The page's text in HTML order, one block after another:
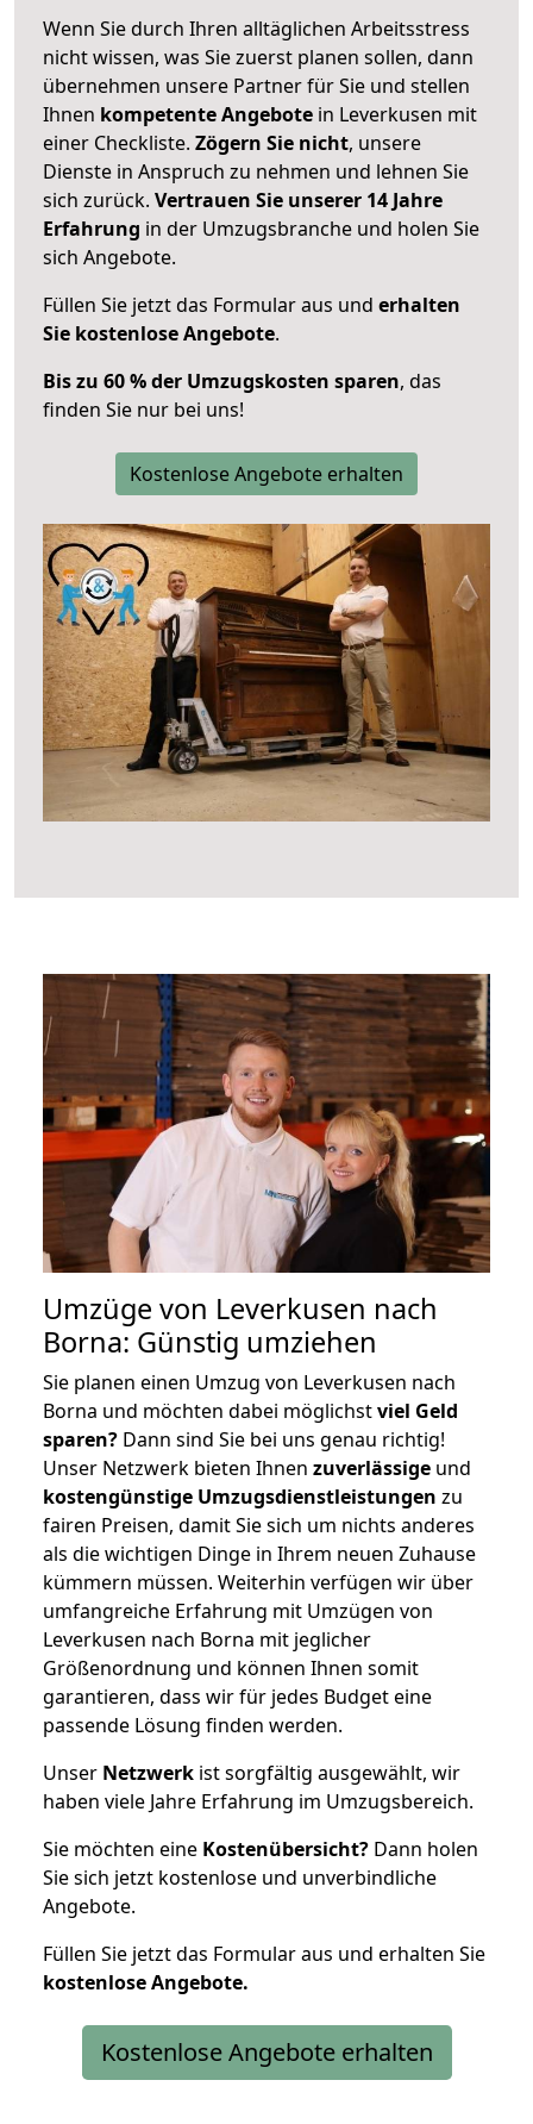
Wenn Sie durch Ihren alltäglichen Arbeitsstress
nicht wissen, was Sie zuerst planen sollen, dann
übernehmen unsere Partner für Sie und stellen
Ihnen kompetente Angebote in Leverkusen mit
einer Checkliste. Zögern Sie nicht, unsere
Dienste in Anspruch zu nehmen und lehnen Sie
sich zurück. Vertrauen Sie unserer 14 Jahre
Erfahrung in der Umzugsbranche und holen Sie
sich Angebote.
Füllen Sie jetzt das Formular aus und erhalten
Sie kostenlose Angebote.
Bis zu 60 % der Umzugskosten sparen, das
finden Sie nur bei uns!
Kostenlose Angebote erhalten
Umzüge von Leverkusen nach
Borna: Günstig umziehen
Sie planen einen Umzug von Leverkusen nach
Borna und möchten dabei möglichstviel Geld
sparen? Dann sind Sie bei uns genau richtig!
Unser Netzwerk bieten Ihnen zuverlässige und
kostengünstige Umzugsdienstleistungen zu
fairen Preisen, damit Sie sich um nichts anderes
als die wichtigen Dinge in Ihrem neuen Zuhause
kümmern müssen. Weiterhin verfügen wir über
umfangreiche Erfahrung mit Umzügen von
Leverkusen nach Borna mit jeglicher
Größenordnung und können Ihnen somit
garantieren, dass wir für jedes Budget eine
passende Lösung finden werden.
Unser Netzwerk ist sorgfältig ausgewählt, wir
haben viele Jahre Erfahrung im Umzugsbereich.
Sie möchten eine Kostenübersicht? Dann holen
Sie sich jetzt kostenlose und unverbindliche
Angebote.
Füllen Sie jetzt das Formular aus und erhalten Sie
kostenloseAngebote.
Kostenlose Angebote erhalten